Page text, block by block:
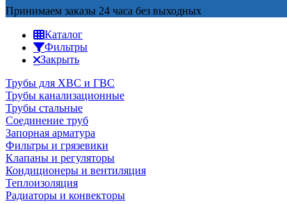
Принимаем заказы 24 часа без выходных
Каталог
Фильтры
Закрыть
Трубы для ХВС и ГВС
Трубы канализационные
Трубы стальные
Соединение труб
Запорная арматура
Фильтры и грязевики
Клапаны и регуляторы
Кондиционеры и вентиляция
Теплоизоляция
Радиаторы и конвекторы